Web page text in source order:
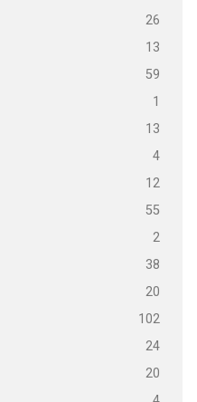
26
13
59
1
13
4
12
55
2
38
20
102
24
20